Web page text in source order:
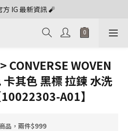
方 IG 最新資訊 🧨
CONVERSE WOVEN
其色 黑標 拉鍊 水洗
A01】
品，兩件$999